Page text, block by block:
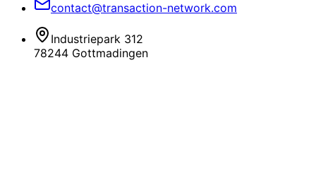
contact@transaction-network.com
Industriepark 312
78244 Gottmadingen